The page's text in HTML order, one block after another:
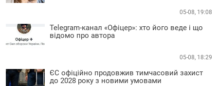
05-08, 19:08
Telegram-канал «Офіцер»: хто його веде і що
відомо про автора
05-08, 18:29
ЄС офіційно продовжив тимчасовий захист
до 2028 року з новими умовами